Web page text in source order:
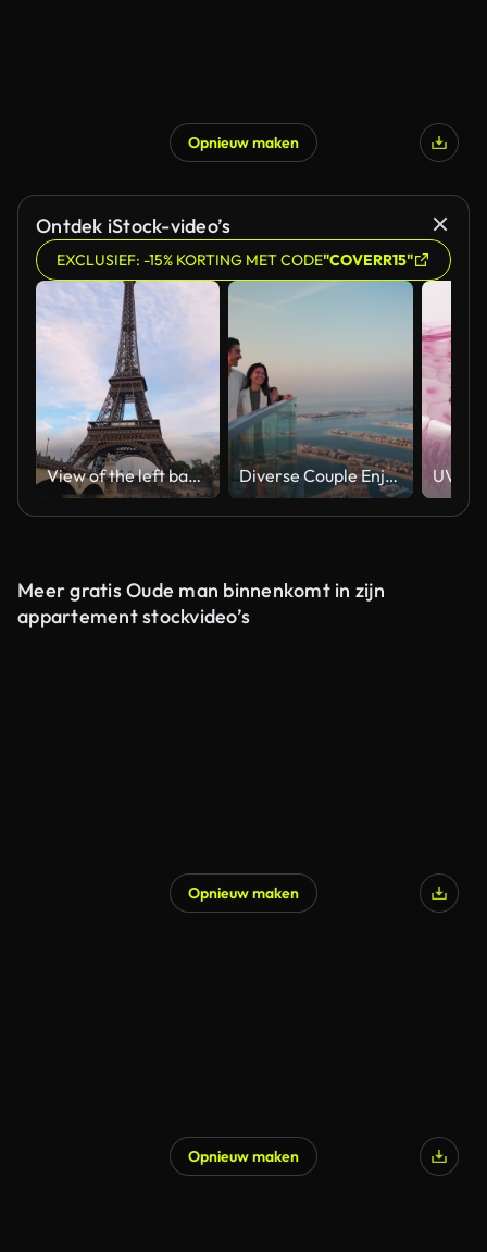
Opnieuw maken
Ontdek iStock-video’s
EXCLUSIEF: -15% KORTING MET CODE"COVERR15"
View of the left bank of the Seine River, the Eiffel Tower, boats sailing on the river, the Quai Jacques-Chirac embankment and Pont d'Iena, Jena Bridge spanning the River Seine of Paris, France. Diverse Couple Enjoying Sunset Views from High Rise Sky Deck Overlooking Palm Jumeirah
Meer gratis Oude man binnenkomt in zijn
appartement stockvideo’s
Opnieuw maken
Opnieuw maken